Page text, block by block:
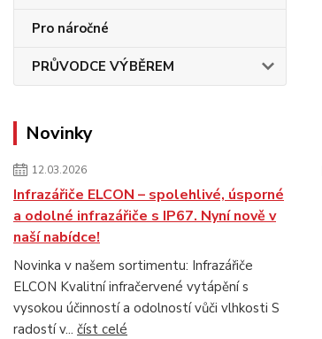
Pro náročné
PRŮVODCE VÝBĚREM
Novinky
12.03.2026
Infrazářiče ELCON – spolehlivé, úsporné
a odolné infrazářiče s IP67. Nyní nově v
naší nabídce!
Novinka v našem sortimentu: Infrazářiče
ELCON Kvalitní infračervené vytápění s
vysokou účinností a odolností vůči vlhkosti S
radostí v... číst celé